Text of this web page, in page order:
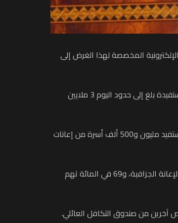
المباشر عبر المنصة الإلكترونية المخصصة لهذا الغرض إلى
وأضافت السيدة فتاح، في معرض جوابها على سؤال شفوي بمجلس النواب حول الدعم الاجتماعي المباشر للأسر المعوزة، أن عدد الأسر المستفيدة بلغ إلى حدود اليوم 3 ملايين
وأشارت في هذا السياق إلى أن 2,3 ملايين أسرة استفادت من إعانات الحماية من المخاطر المرتبطة بالطفولة بمبلغ 1,26 مليار درهم، فيما تستفيد مليون و500 ألف أسرة من إعانات
وبخصوص طلبات الاستفادة التي تم رفضها، أفادت الوزيرة بأنها بلغت خلال شهر يونيو المنصرم 23 ألفا و179 طلبا، 31 في المائة منها برسم الإعانة الجزافية، و69 في المائة تهم